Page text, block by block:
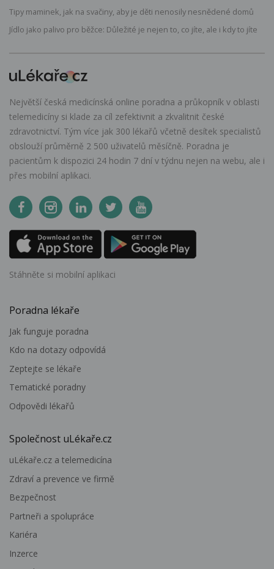
Tipy maminek, jak na svačiny, aby je děti nenosily nesnědené domů
Jídlo jako palivo pro běžce: Důležité je nejen to, co jíte, ale i kdy to jíte
Největší česká medicínská online poradna a průkopník v oblasti
telemedicíny si klade za cíl zefektivnit a zkvalitnit české
zdravotnictví. Tým více jak 300 lékařů včetně desítek specialistů
obslouží průměrně 2 500 uživatelů měsíčně. Poradna je
pacientům k dispozici 24 hodin 7 dní v týdnu nejen na webu, ale i
přes mobilní aplikaci.
Stáhněte si mobilní aplikaci
Poradna lékaře
Jak funguje poradna
Kdo na dotazy odpovídá
Zeptejte se lékaře
Tematické poradny
Odpovědi lékařů
Společnost uLékaře.cz
uLékaře.cz a telemedicína
Zdraví a prevence ve firmě
Bezpečnost
Partneři a spolupráce
Kariéra
Inzerce